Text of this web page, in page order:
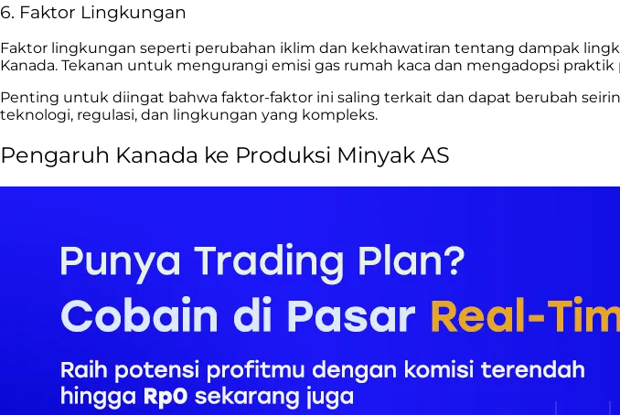
6. Faktor Lingkungan
Faktor lingkungan seperti perubahan iklim dan kekhawatiran tentang dampak
Kanada. Tekanan untuk mengurangi emisi gas rumah kaca dan mengadopsi
Penting untuk diingat bahwa faktor-faktor ini saling terkait dan dapat berubah
teknologi, regulasi, dan lingkungan yang kompleks.
Pengaruh Kanada ke Produksi Minyak AS